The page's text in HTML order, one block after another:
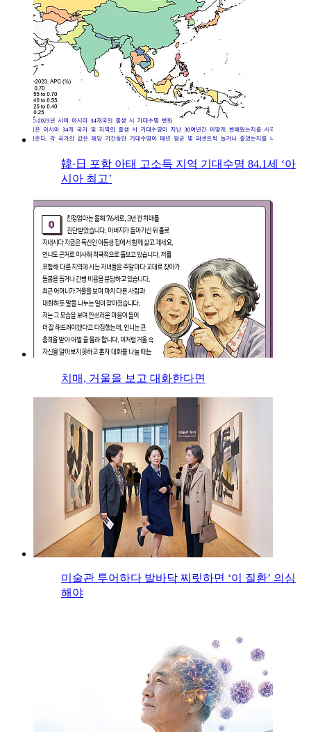
韓·日 포함 아태 고소득 지역 기대수명 84.1세 ‘아
시아 최고’
치매, 거울을 보고 대화한다면
미술관 투어하다 발바닥 찌릿하면 ‘이 질환’ 의심
해야